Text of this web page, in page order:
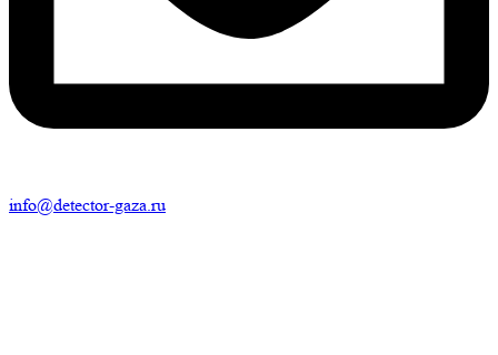
info@detector-gaza.ru